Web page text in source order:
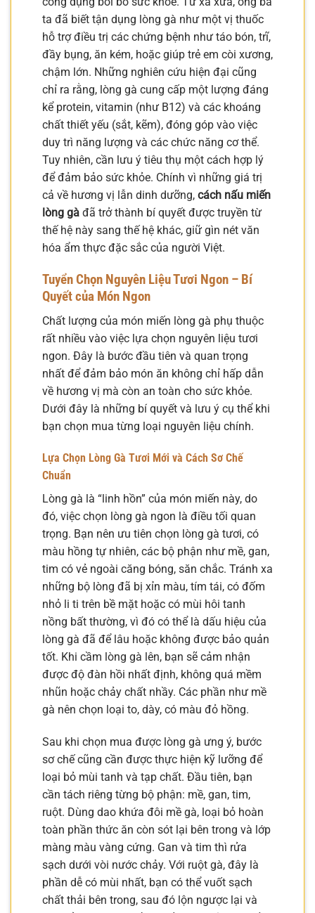
ta đã biết tận dụng lòng gà như một vị thuốc
hỗ trợ điều trị các chứng bệnh như táo bón, trĩ,
đầy bụng, ăn kém, hoặc giúp trẻ em còi xương,
chậm lớn. Những nghiên cứu hiện đại cũng
chỉ ra rằng, lòng gà cung cấp một lượng đáng
kể protein, vitamin (như B12) và các khoáng
chất thiết yếu (sắt, kẽm), đóng góp vào việc
duy trì năng lượng và các chức năng cơ thể.
Tuy nhiên, cần lưu ý tiêu thụ một cách hợp lý
để đảm bảo sức khỏe. Chính vì những giá trị
cả về hương vị lẫn dinh dưỡng, cách nấu miến
lòng gà đã trở thành bí quyết được truyền từ
thế hệ này sang thế hệ khác, giữ gìn nét văn
hóa ẩm thực đặc sắc của người Việt.
Tuyển Chọn Nguyên Liệu Tươi Ngon – Bí
Quyết của Món Ngon
Chất lượng của món miến lòng gà phụ thuộc
rất nhiều vào việc lựa chọn nguyên liệu tươi
ngon. Đây là bước đầu tiên và quan trọng
nhất để đảm bảo món ăn không chỉ hấp dẫn
về hương vị mà còn an toàn cho sức khỏe.
Dưới đây là những bí quyết và lưu ý cụ thể khi
bạn chọn mua từng loại nguyên liệu chính.
Lựa Chọn Lòng Gà Tươi Mới và Cách Sơ Chế
Chuẩn
Lòng gà là “linh hồn” của món miến này, do
đó, việc chọn lòng gà ngon là điều tối quan
trọng. Bạn nên ưu tiên chọn lòng gà tươi, có
màu hồng tự nhiên, các bộ phận như mề, gan,
tim có vẻ ngoài căng bóng, săn chắc. Tránh xa
những bộ lòng đã bị xỉn màu, tím tái, có đốm
nhỏ li ti trên bề mặt hoặc có mùi hôi tanh
nồng bất thường, vì đó có thể là dấu hiệu của
lòng gà đã để lâu hoặc không được bảo quản
tốt. Khi cầm lòng gà lên, bạn sẽ cảm nhận
được độ đàn hồi nhất định, không quá mềm
nhũn hoặc chảy chất nhầy. Các phần như mề
gà nên chọn loại to, dày, có màu đỏ hồng.
Sau khi chọn mua được lòng gà ưng ý, bước
sơ chế cũng cần được thực hiện kỹ lưỡng để
loại bỏ mùi tanh và tạp chất. Đầu tiên, bạn
cần tách riêng từng bộ phận: mề, gan, tim,
ruột. Dùng dao khứa đôi mề gà, loại bỏ hoàn
toàn phần thức ăn còn sót lại bên trong và lớp
màng màu vàng cứng. Gan và tim thì rửa
sạch dưới vòi nước chảy. Với ruột gà, đây là
phần dễ có mùi nhất, bạn có thể vuốt sạch
chất thải bên trong, sau đó lộn ngược lại và